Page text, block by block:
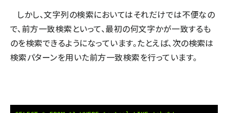
しかし、文字列の検索においてはそれだけでは不便なの
で、前方一致検索といって、最初の何文字かが一致するも
のを検索できるようになっています。たとえば、次の検索は
検索パターンを用いた前方一致検索を行っています。